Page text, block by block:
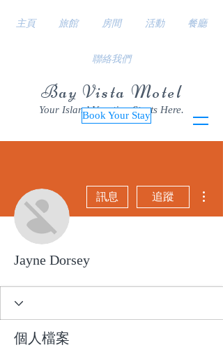
Bay Vista Motel
Your Island Vacation Starts Here.
Book Your Stay
主頁 旅館 房間 活動 餐廳
聯絡我們
訊息 追蹤
Jayne Dorsey
個人檔案